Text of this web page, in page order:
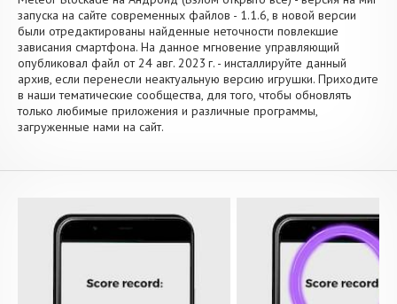
запуска на сайте современных файлов - 1.1.6, в новой версии
были отредактированы найденные неточности повлекшие
зависания смартфона. На данное мгновение управляющий
опубликовал файл от 24 авг. 2023 г. - инсталлируйте данный
архив, если перенесли неактуальную версию игрушки. Приходите
в наши тематические сообщества, для того, чтобы обновлять
только любимые приложения и различные программы,
загруженные нами на сайт.